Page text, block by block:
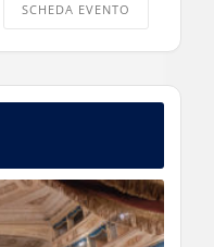
SCHEDA EVENTO